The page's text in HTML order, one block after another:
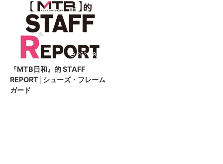
2023/9/26
『MTB日和』的 STAFF
REPORT│シューズ・フレーム
ガード